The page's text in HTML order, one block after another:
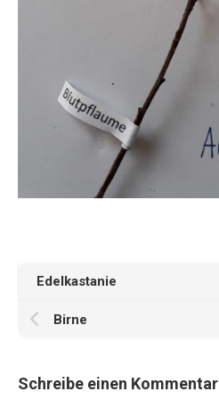
Edelkastanie
Birne
Schreibe einen Kommentar